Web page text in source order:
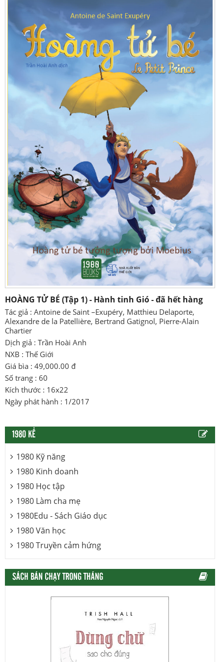
HOÀNG TỬ BÉ (Tập 1) - Hành tinh Gió - đã hết hàng
Tác giả : Antoine de Saint –Exupéry, Matthieu Delaporte,
Alexandre de la Patellière, Bertrand Gatignol, Pierre-Alain
Chartier
Dịch giả : Trần Hoài Anh
NXB : Thế Giới
Giá bìa : 49,000.00 đ
Số trang : 60
Kích thước : 16x22
Ngày phát hành : 1/2017
1980 KỂ
1980 Kỹ năng
1980 Kinh doanh
1980 Học tập
1980 Làm cha mẹ
1980Edu - Sách Giáo dục
1980 Văn học
1980 Truyền cảm hứng
SÁCH BÁN CHẠY TRONG THÁNG